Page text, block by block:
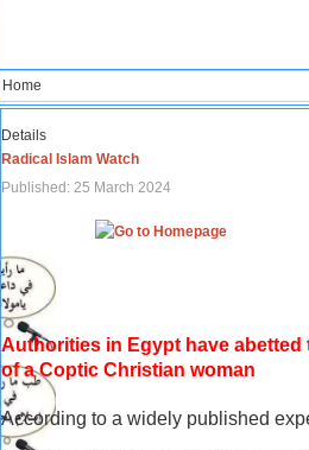
Home
Details
Radical Islam Watch
Published: 25 March 2024
Authorities in Egypt have
of a Coptic Christian woman
According to a widely published